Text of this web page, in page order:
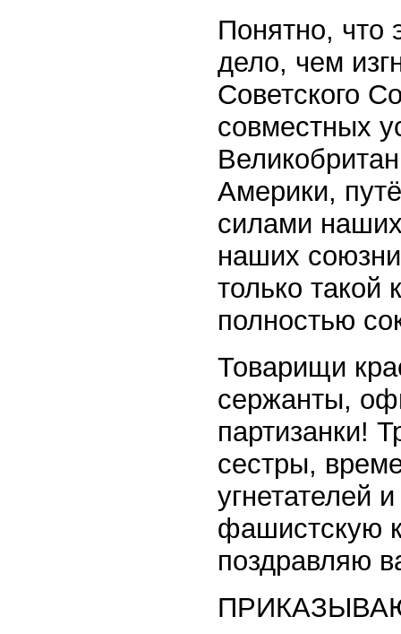
Понятно, что
дело, чем
Советского
совместных
Америки,
силами
наших
только
полностью
Товарищи
сержанты,
партизанки!
сестры,
угнетателей
фашистскую
поздравляю